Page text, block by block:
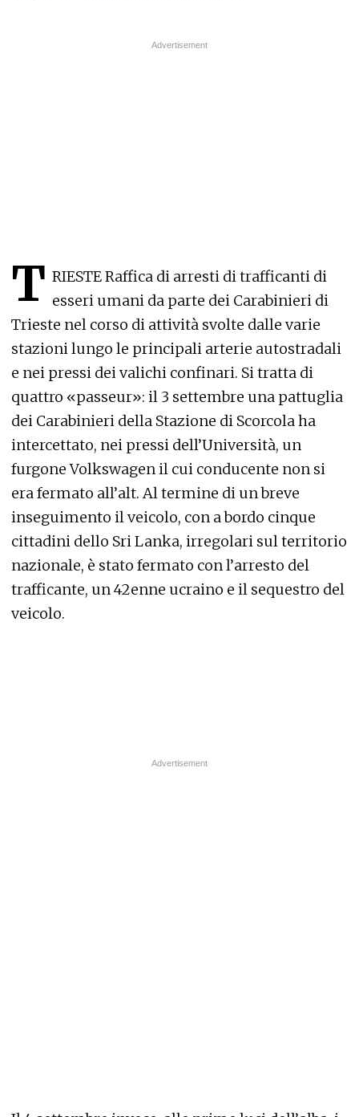
T RIESTE Raffica di arresti di trafficanti di
esseri umani da parte dei Carabinieri di
Trieste nel corso di attività svolte dalle varie
stazioni lungo le principali arterie autostradali
e nei pressi dei valichi confinari. Si tratta di
quattro «passeur»: il 3 settembre una pattuglia
dei Carabinieri della Stazione di Scorcola ha
intercettato, nei pressi dell’Università, un
furgone Volkswagen il cui conducente non si
era fermato all’alt. Al termine di un breve
inseguimento il veicolo, con a bordo cinque
cittadini dello Sri Lanka, irregolari sul territorio
nazionale, è stato fermato con l’arresto del
trafficante, un 42enne ucraino e il sequestro del
veicolo.